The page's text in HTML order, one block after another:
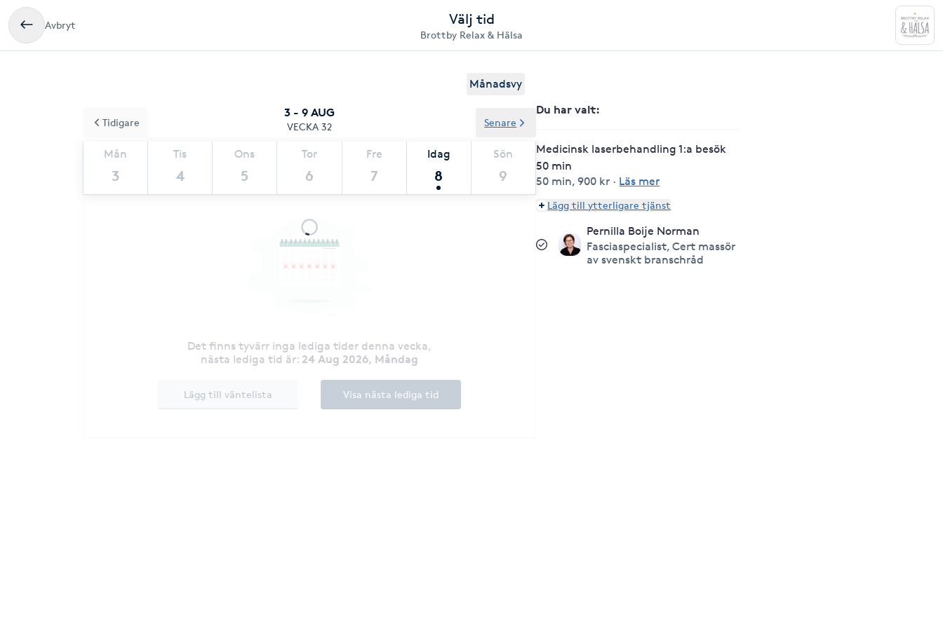
Avbryt Välj tid
Brottby Relax & Hälsa
Månadsvy
3 - 9 AUG
VECKA 32
Mån
3
Tis
4
Ons
5
Tor
6
Fre
7
Idag
8
Sön
9
Tidigare Senare
Det finns tyvärr inga lediga tider denna vecka,
nästa lediga tid är: 24 Aug 2026, Måndag
Lägg till väntelista Visa nästa lediga tid
Du har valt:
Medicinsk laserbehandling 1:a besök
50 min
50 min,900 kr · Läs mer
Lägg till ytterligare tjänst
Pernilla Boije Norman
Fasciaspecialist, Cert massör
av svenskt branschråd